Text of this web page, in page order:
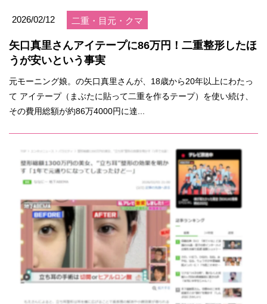
2026/02/12 二重・目元・クマ
矢口真里さんアイテープに86万円！二重整形したほ
うが安いという事実
元モーニング娘。の矢口真里さんが、18歳から20年以上にわたっ
て アイテープ（まぶたに貼って二重を作るテープ）を使い続け、
その費用総額が約86万4000円に達...